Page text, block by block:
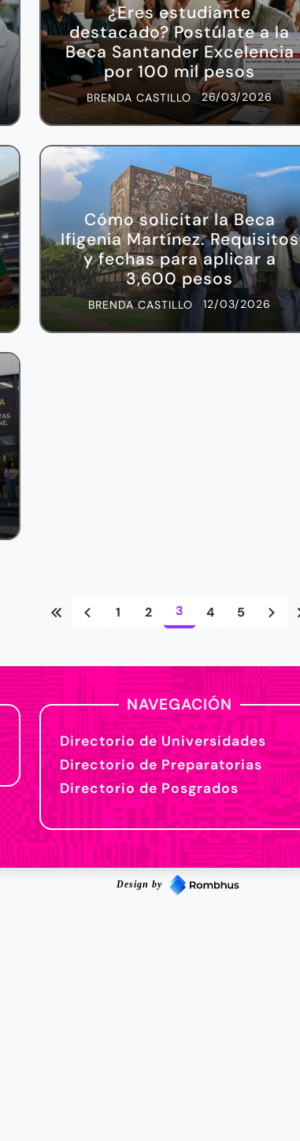
¿Eres estudiante
destacado? Postúlate a la
Beca Santander Excelencia
por 100 mil pesos
BRENDA CASTILLO 26/03/2026
Cómo solicitar la Beca
Ifigenia Martínez. Requisitos
y fechas para aplicar a
3,600 pesos
BRENDA CASTILLO 12/03/2026
1 2 3 4 5
NAVEGACIÓN
Directorio de Universidades
Directorio de Preparatorias
Directorio de Posgrados
Design by